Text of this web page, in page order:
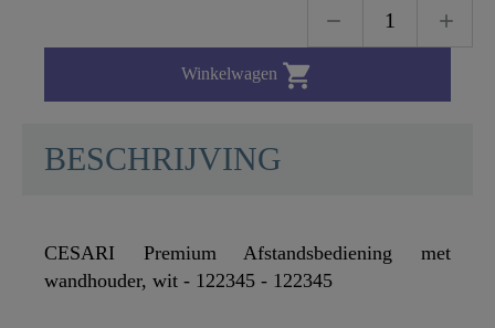
Winkelwagen 
BESCHRIJVING
CESARI Premium Afstandsbediening met
wandhouder, wit - 122345 - 122345